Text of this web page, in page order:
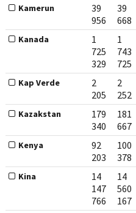
Kamerun
39
956
39
668
Kanada
1
725
329
1
743
725
Kap Verde
2
205
2
252
Kazakstan
179
340
181
667
Kenya
92
203
100
378
Kina
14
147
766
14
560
167